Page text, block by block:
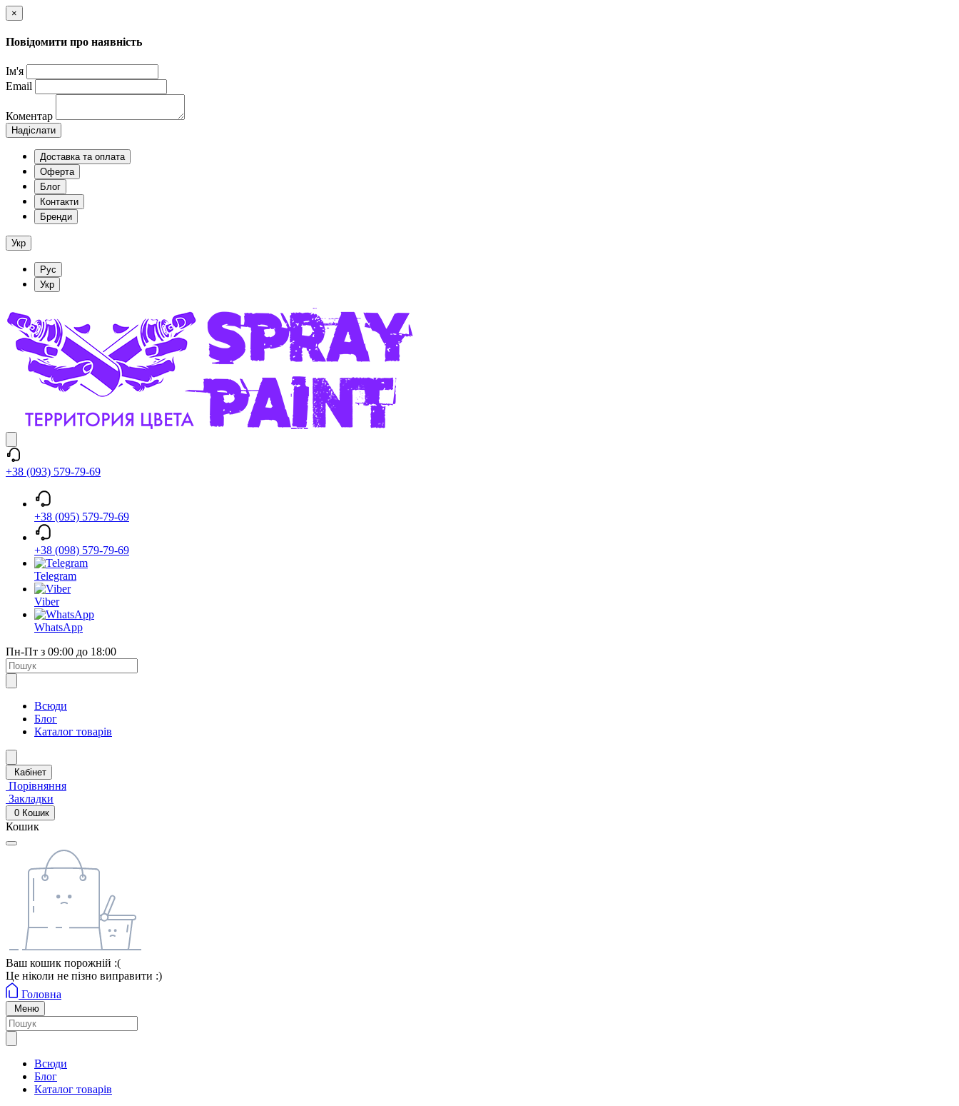
×
Повідомити про наявність
Ім'я
Email
Коментар
Надіслати
Доставка та оплата
Оферта
Блог
Контакти
Бренди
Укр
Рус
Укр
+38 (093) 579-79-69
+38 (095) 579-79-69
+38 (098) 579-79-69
Telegram
Viber
WhatsApp
Пн-Пт з 09:00 до 18:00
Всюди
Блог
Каталог товарів
Кабінет
Порівняння
Закладки
0 Кошик
Кошик
Ваш кошик порожній :(
Це ніколи не пізно виправити :)
Головна
Меню
Всюди
Блог
Каталог товарів